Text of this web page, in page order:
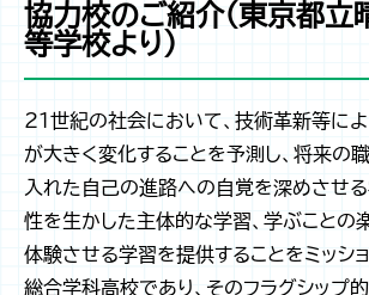
協力校のご紹介（東京都立
等学校より）
21世紀の社会において、技術革新等によ
が大きく変化することを予測し、将来の
入れた自己の進路への自覚を深めさせる
性を生かした主体的な学習、学ぶことの
体験させる学習を提供することをミッシ
総合学科高校であり、そのフラグシップ